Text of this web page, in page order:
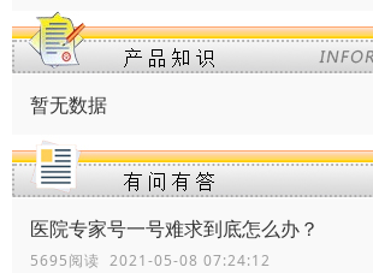
暂无数据
医院专家号一号难求到底怎么办？
5695阅读 2021-05-08 07:24:12